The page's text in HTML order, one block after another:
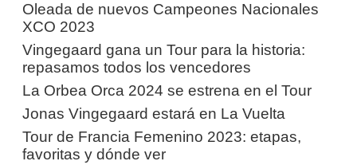
Oleada de nuevos Campeones Nacionales
XCO 2023
Vingegaard gana un Tour para la historia:
repasamos todos los vencedores
La Orbea Orca 2024 se estrena en el Tour
Jonas Vingegaard estará en La Vuelta
Tour de Francia Femenino 2023: etapas,
favoritas y dónde ver